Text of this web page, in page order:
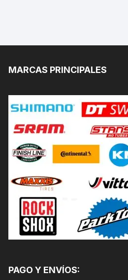
MARCAS PRINCIPALES
PAGO Y ENVÍOS: